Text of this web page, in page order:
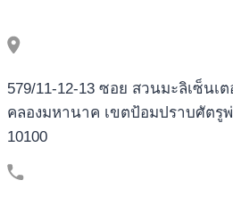
579/11-12-13 ซอย สวนมะลิเซ็นเ
คลองมหานาค เขตป้อมปราบศัตรู
10100